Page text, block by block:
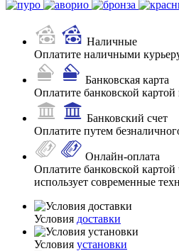
Наличные
Оплатите наличными
Банковская карта
Оплатите банковской
Банковский счет
Оплатите путем
Онлайн-оплата
Оплатите банковской
использует современные
Условия доставки
Условия установки